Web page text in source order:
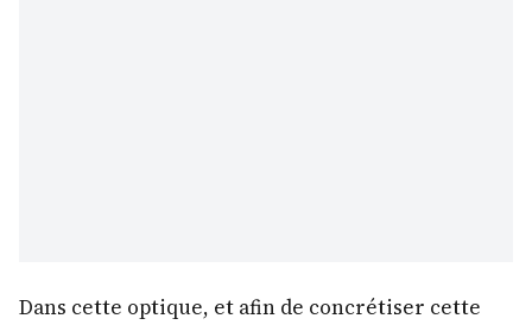
Dans cette optique, et afin de concrétiser cette